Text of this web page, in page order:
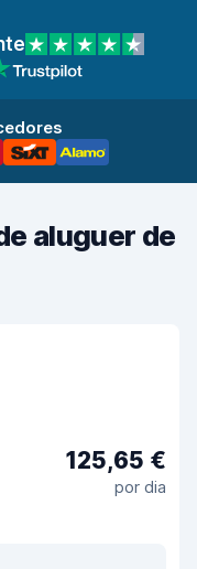
aluguer de
125,65 €
por dia